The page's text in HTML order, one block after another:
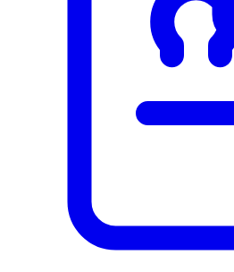
HIKVISION · DS-MCW417/